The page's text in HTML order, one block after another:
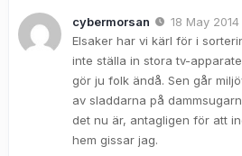
cybermorsan
18 May
Elsaker har vi kärl för i
inte ställa in stora tv-
gör ju folk ändå. Sen går
av sladdarna på
det nu är, antagligen för att
hem gissar jag.